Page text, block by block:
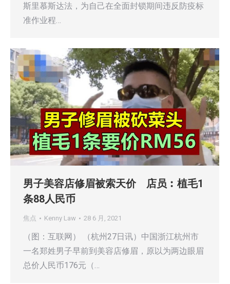
斯里慕斯达法，为自己在全面封锁期间违反防疫标
准作业程…
男子美容店修眉被索天价 店员︰植毛1
条88人民币
焦点 Kenny Law 28 6 月, 2021
（图：互联网） （杭州27日讯）中国浙江杭州市
一名郑姓男子早前到美容店修眉，原以为两边眼眉
总价人民币176元（…